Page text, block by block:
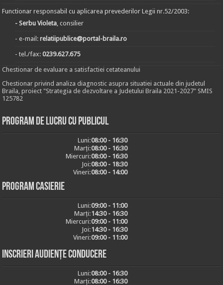
Functionar responsabil cu aplicarea prevederilor Legii nr.52/2003:
- Serbu Violeta, consilier
- e-mail:relatiipublice@portal-braila.ro
- tel./fax:0239.627.675
Chestionar de evaluare a satisfactiei cetateanului
Chestionar privind analiza diagnostic asupra situatiei actuale din judetul
Braila, proiect "Strategia de dezvoltare a Judetului Braila 2021-2027" SMIS
125782
Program de lucru cu publicul
Luni:08:00 - 16:30
Marți:08:00 - 16:30
Miercuri:08:00 - 16:30
Joi:08:00 - 18:30
Vineri:08:00 - 14:00
Program casierie
Luni:09:00 - 11:00
Marți:14:30 - 16:30
Miercuri:09:00 - 11:00
Joi:14:30 - 16:30
Vineri:09:00 - 11:00
Inscrieri audiențe conducere
Luni:08:00 - 16:30
Marți:08:00 - 16:30